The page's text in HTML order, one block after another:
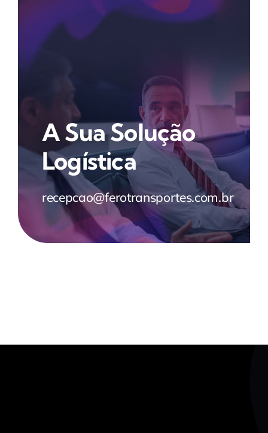
A Sua Solução
Logística
recepcao@ferotransportes.com.br